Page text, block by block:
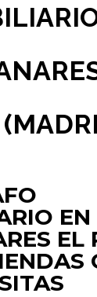
EN
EL